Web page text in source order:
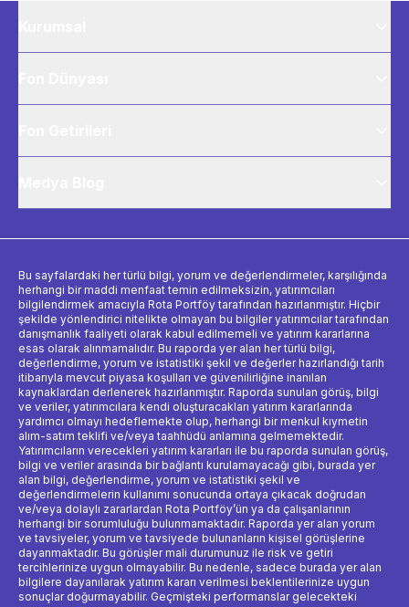
Bu sayfalardaki her türlü bilgi, yorum ve değerlendirmeler, karşılığında
herhangi bir maddi menfaat temin edilmeksizin, yatırımcıları
bilgilendirmek amacıyla Rota Portföy tarafından hazırlanmıştır. Hiçbir
şekilde yönlendirici nitelikte olmayan bu bilgiler yatırımcılar tarafından
danışmanlık faaliyeti olarak kabul edilmemeli ve yatırım kararlarına
esas olarak alınmamalıdır. Bu raporda yer alan her türlü bilgi,
değerlendirme, yorum ve istatistiki şekil ve değerler hazırlandığı tarih
itibarıyla mevcut piyasa koşulları ve güvenilirliğine inanılan
kaynaklardan derlenerek hazırlanmıştır. Raporda sunulan görüş, bilgi
ve veriler, yatırımcılara kendi oluşturacakları yatırım kararlarında
yardımcı olmayı hedeflemekte olup, herhangi bir menkul kıymetin
alım-satım teklifi ve/veya taahhüdü anlamına gelmemektedir.
Yatırımcıların verecekleri yatırım kararları ile bu raporda sunulan görüş,
bilgi ve veriler arasında bir bağlantı kurulamayacağı gibi, burada yer
alan bilgi, değerlendirme, yorum ve istatistiki şekil ve
değerlendirmelerin kullanımı sonucunda ortaya çıkacak doğrudan
ve/veya dolaylı zararlardan Rota Portföy’ün ya da çalışanlarının
herhangi bir sorumluluğu bulunmamaktadır. Raporda yer alan yorum
ve tavsiyeler, yorum ve tavsiyede bulunanların kişisel görüşlerine
dayanmaktadır. Bu görüşler mali durumunuz ile risk ve getiri
tercihlerinize uygun olmayabilir. Bu nedenle, sadece burada yer alan
bilgilere dayanılarak yatırım kararı verilmesi beklentilerinize uygun
sonuçlar doğurmayabilir. Geçmişteki performanslar gelecekteki